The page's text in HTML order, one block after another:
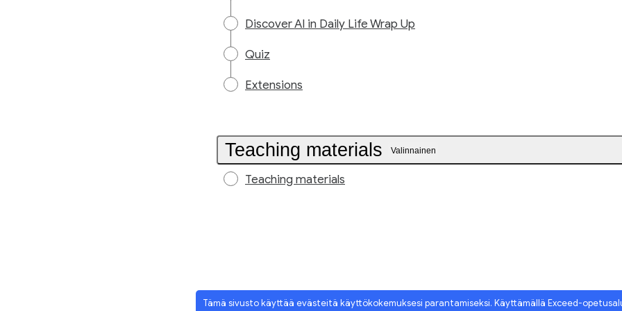
Tämä sivusto käyttää evästeitä käyttökokemuksesi parantamiseksi. Käyttämällä Exceed-
Discover AI in Daily Life Wrap Up
Quiz
Extensions
Teaching materials Valinnainen
Teaching materials